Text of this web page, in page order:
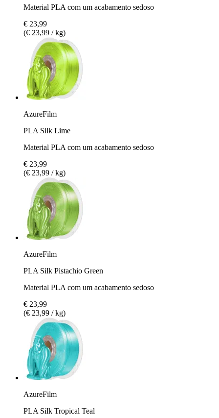
Material PLA com um acabamento sedoso
€ 23,99
(€ 23,99 / kg)
AzureFilm
PLA Silk Lime
Material PLA com um acabamento sedoso
€ 23,99
(€ 23,99 / kg)
AzureFilm
PLA Silk Pistachio Green
Material PLA com um acabamento sedoso
€ 23,99
(€ 23,99 / kg)
AzureFilm
PLA Silk Tropical Teal